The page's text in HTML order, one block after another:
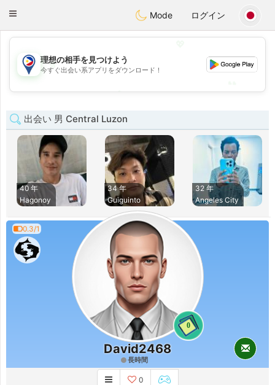
PhilippinesChat
Toggle
Mode ログイン
💖
💕
理想の相手を見つけよう
今すぐ出会い系アプリをダウンロード！
出会い 男 Central Luzon
40 年
Hagonoy
34 年
Guiguinto
32 年
Angeles City
0.3/1
0
David2468
長時間
0